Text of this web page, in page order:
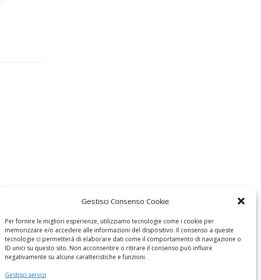
Gestisci Consenso Cookie
Per fornire le migliori esperienze, utilizziamo tecnologie come i cookie per
memorizzare e/o accedere alle informazioni del dispositivo. Il consenso a queste
tecnologie ci permetterà di elaborare dati come il comportamento di navigazione o
ID unici su questo sito. Non acconsentire o ritirare il consenso può influire
negativamente su alcune caratteristiche e funzioni.
Gestisci servizi